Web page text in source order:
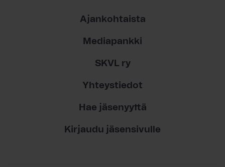
Ajankohtaista
Mediapankki
SKVL ry
Yhteystiedot
Hae jäsenyyttä
Kirjaudu jäsensivulle